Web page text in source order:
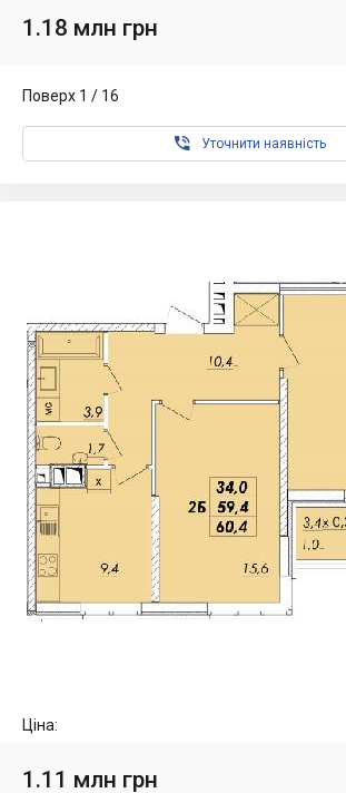
1.18 млн грн
Поверх 1 / 16
 Уточнити наявність
Ціна:
1.11 млн грн